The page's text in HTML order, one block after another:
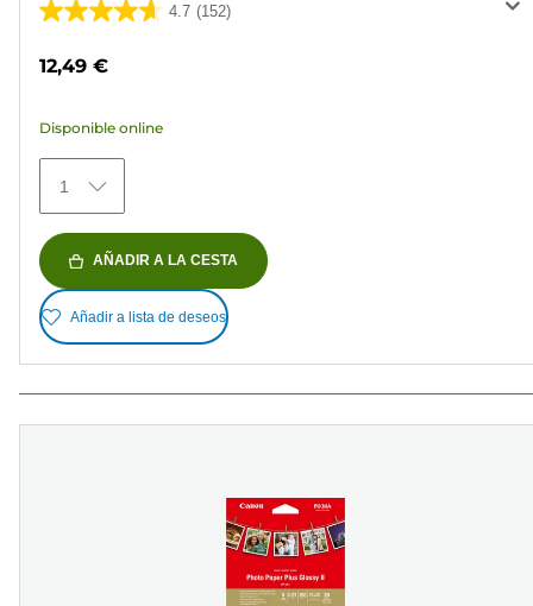
4.7 (152)
4.7
152
reseñas
12,49 €
Disponible online
1
AÑADIR A LA CESTA
Añadir a lista de deseos